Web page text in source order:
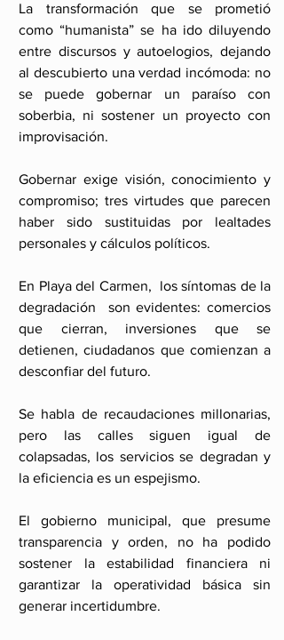
La transformación que se prometió
como “humanista” se ha ido diluyendo
entre discursos y autoelogios, dejando
al descubierto una verdad incómoda: no
se puede gobernar un paraíso con
soberbia, ni sostener un proyecto con
improvisación.
Gobernar exige visión, conocimiento y
compromiso; tres virtudes que parecen
haber sido sustituidas por lealtades
personales y cálculos políticos.
En Playa del Carmen,  los síntomas de la
degradación  son evidentes: comercios
que cierran, inversiones que se
detienen, ciudadanos que comienzan a
desconfiar del futuro.
Se habla de recaudaciones millonarias,
pero las calles siguen igual de
colapsadas, los servicios se degradan y
la eficiencia es un espejismo.
El gobierno municipal, que presume
transparencia y orden, no ha podido
sostener la estabilidad financiera ni
garantizar la operatividad básica sin
generar incertidumbre.